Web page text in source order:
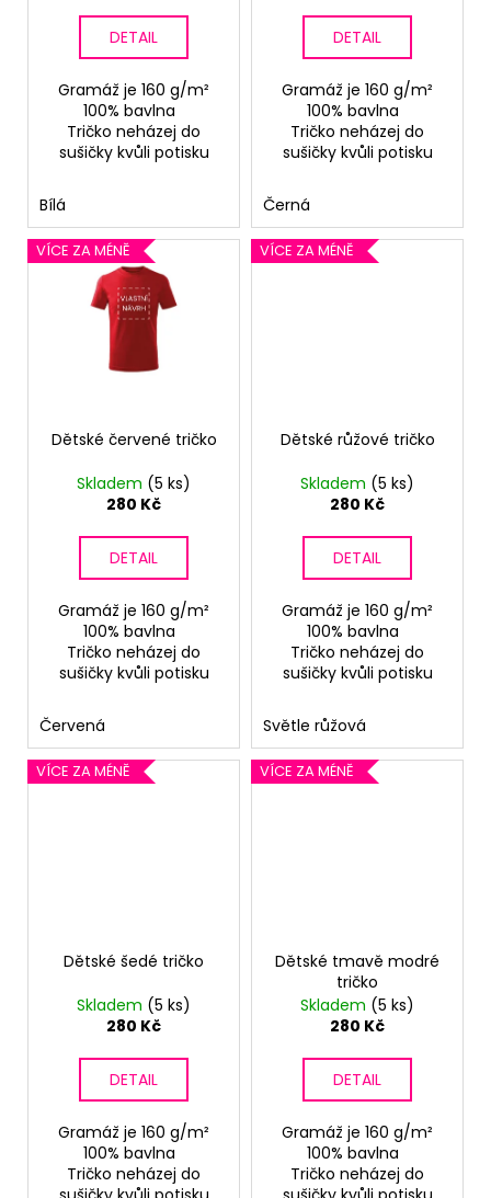
DETAIL
Gramáž je 160 g/m²
100% bavlna
Tričko neházej do
sušičky kvůli potisku
Bílá
DETAIL
Gramáž je 160 g/m²
100% bavlna
Tričko neházej do
sušičky kvůli potisku
Černá
VÍCE ZA MÉNĚ
Dětské červené tričko
Skladem (5 ks)
280 Kč
DETAIL
Gramáž je 160 g/m²
100% bavlna
Tričko neházej do
sušičky kvůli potisku
Červená
VÍCE ZA MÉNĚ
Dětské růžové tričko
Skladem (5 ks)
280 Kč
DETAIL
Gramáž je 160 g/m²
100% bavlna
Tričko neházej do
sušičky kvůli potisku
Světle růžová
VÍCE ZA MÉNĚ
Dětské šedé tričko
Skladem (5 ks)
280 Kč
DETAIL
Gramáž je 160 g/m²
100% bavlna
Tričko neházej do
VÍCE ZA MÉNĚ
Dětské tmavě modré
tričko
Skladem (5 ks)
280 Kč
DETAIL
Gramáž je 160 g/m²
100% bavlna
Tričko neházej do
č
u
j